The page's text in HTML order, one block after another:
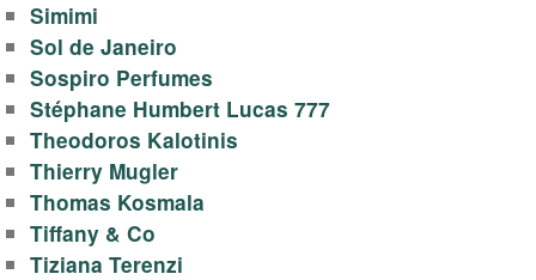
Simimi
Sol de Janeiro
Sospiro Perfumes
Stéphane Humbert Lucas 777
Theodoros Kalotinis
Thierry Mugler
Thomas Kosmala
Tiffany & Co
Tiziana Terenzi